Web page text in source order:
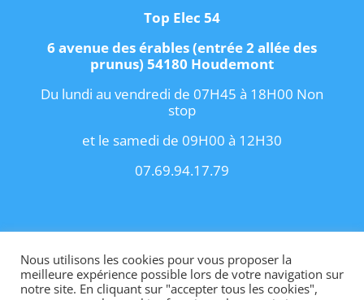
Top Elec 54
6 avenue des érables (entrée 2 allée des
prunus) 54180 Houdemont
Du lundi au vendredi de 07H45 à 18H00 Non
stop
et le samedi de 09H00 à 12H30
07.69.94.17.79
Copyright 2021 IConditions Générales de
VenteIContact
Nous utilisons les cookies pour vous proposer la
meilleure expérience possible lors de votre navigation sur
notre site. En cliquant sur "accepter tous les cookies",